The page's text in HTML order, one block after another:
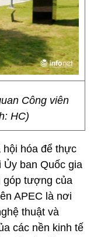
Công viên
HC)
hội hóa để thực
ban Quốc gia
góp tượng của
APEC là nơi
thuật và
các nền kinh tế